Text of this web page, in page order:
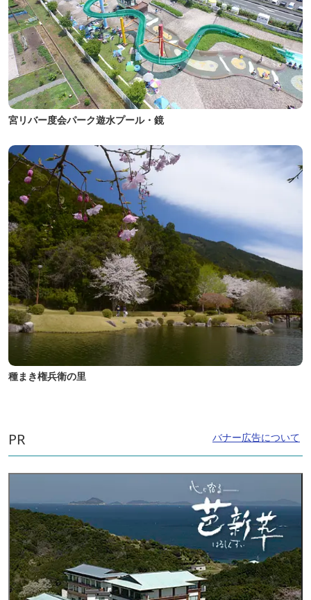
宮リバー度会パーク遊水プール・鏡
種まき権兵衛の里
PR バナー広告について